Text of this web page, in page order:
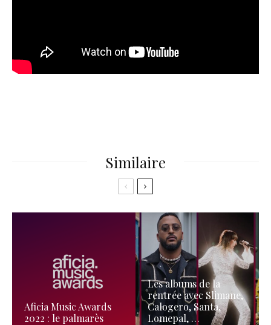
Similaire
Aficia Music Awards
2022 : le palmarès
Les albums de la
rentrée avec Slimane,
Calogero, Santa,
Lomepal, …